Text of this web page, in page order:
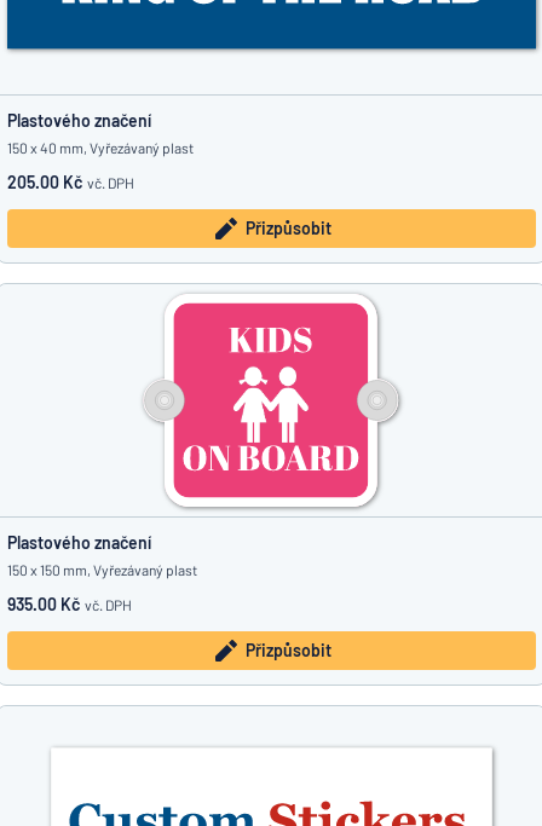
Plastového značení
150 x 40 mm, Vyřezávaný plast
205.00 Kč vč. DPH
Přizpůsobit
Plastového značení
150 x 150 mm, Vyřezávaný plast
935.00 Kč vč. DPH
Přizpůsobit